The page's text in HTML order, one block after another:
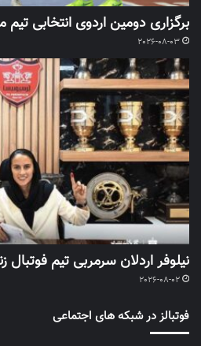
برگزاری دومین اردوی انتخابی
2026-08-03
نیلوفر اردلان سرمربی تیم
2026-08-02
فوتبالز در شبکه های اجتماعی